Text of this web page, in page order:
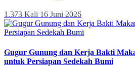
1.373 Kali 16 Juni 2026
Gugur Gunung dan Kerja Bakti
untuk Persiapan Sedekah Bumi